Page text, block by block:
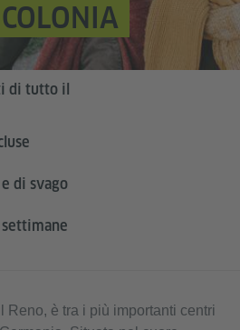
di tutto il
di svago
Reno, è tra i più importanti centri